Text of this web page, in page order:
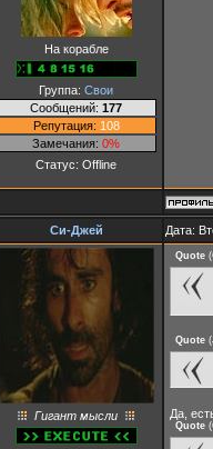
На корабле
Группа: Свои
Сообщений: 177
Репутация: 108
Замечания: 0%
Статус: Offline
Си-Джей Дата:
Гигант мысли
Quote (
Quote (
Да,
Quote (